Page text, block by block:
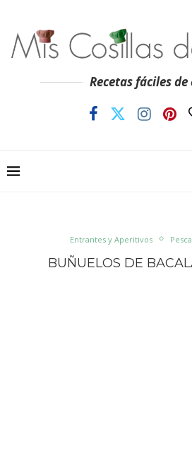
Recetas fáciles de
Entrantes y Aperitivos
BUÑUELOS DE